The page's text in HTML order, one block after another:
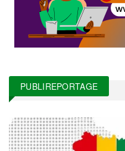
PUBLIREPORTAGE